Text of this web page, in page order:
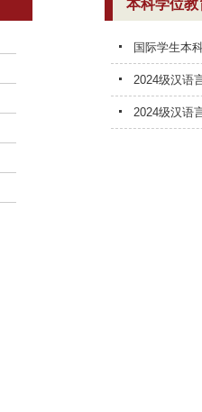
本科学位教
国际学生本
2024级汉语
2024级汉语